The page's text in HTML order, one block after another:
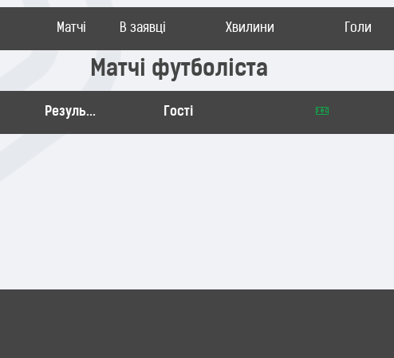
Матчі В заявці Хвилини Голи
Матчі футболіста
Результат Гості